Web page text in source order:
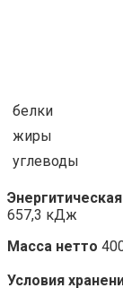
белки
жиры
углеводы
657,3 кДж
Масса нетто
Условия